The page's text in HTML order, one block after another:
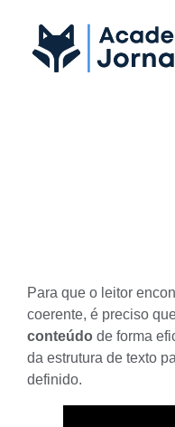
Para que o leitor
coerente, é preciso
conteúdo de forma
da estrutura de texto
definido.